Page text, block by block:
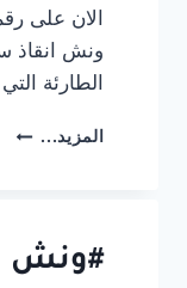
ونش انقاذ
الطارئة
المزيد... #ونش
#ونش